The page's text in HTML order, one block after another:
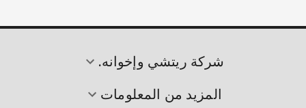
شركة ريتشي وإخوانه.
المزيد من المعلومات